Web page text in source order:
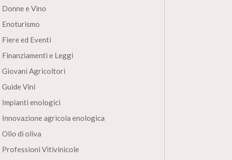
Donne e Vino
Enoturismo
Fiere ed Eventi
Finanziamenti e Leggi
Giovani Agricoltori
Guide Vini
Impianti enologici
Innovazione agricola enologica
Olio di oliva
Professioni Vitivinicole